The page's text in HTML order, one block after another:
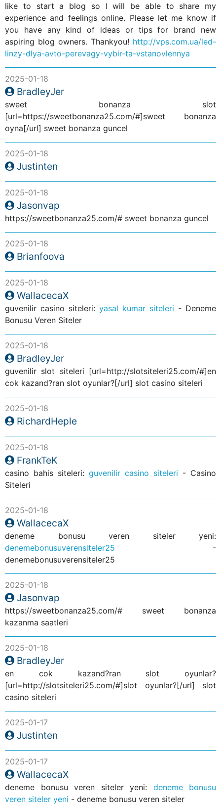
like to start a blog so I will be able to share my
experience and feelings online. Please let me know if
you have any kind of ideas or tips for brand new
aspiring blog owners. Thankyou! http://vps.com.ua/led-
linzy-dlya-avto-perevagy-vybir-ta-vstanovlennya
2025-01-18
BradleyJer
sweet bonanza slot
[url=https://sweetbonanza25.com/#]sweet bonanza
oyna[/url] sweet bonanza guncel
2025-01-18
Justinten
2025-01-18
Jasonvap
https://sweetbonanza25.com/# sweet bonanza guncel
2025-01-18
Brianfoova
2025-01-18
WallacecaX
guvenilir casino siteleri: yasal kumar siteleri - Deneme
Bonusu Veren Siteler
2025-01-18
BradleyJer
guvenilir slot siteleri [url=http://slotsiteleri25.com/#]en
cok kazand?ran slot oyunlar?[/url] slot casino siteleri
2025-01-18
RichardHeple
2025-01-18
FrankTeK
casino bahis siteleri: guvenilir casino siteleri - Casino
Siteleri
2025-01-18
WallacecaX
deneme bonusu veren siteler yeni:
denemebonusuverensiteler25 -
denemebonusuverensiteler25
2025-01-18
Jasonvap
https://sweetbonanza25.com/# sweet bonanza
kazanma saatleri
2025-01-18
BradleyJer
en cok kazand?ran slot oyunlar?
[url=http://slotsiteleri25.com/#]slot oyunlar?[/url] slot
casino siteleri
2025-01-17
Justinten
2025-01-17
WallacecaX
deneme bonusu veren siteler yeni: deneme bonusu
veren siteler yeni - deneme bonusu veren siteler